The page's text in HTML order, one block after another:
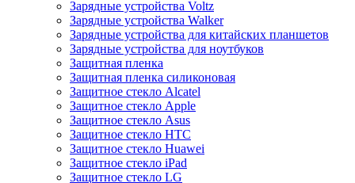
Зарядные устройства Voltz
Зарядные устройства Walker
Зарядные устройства для китайских планшетов
Зарядные устройства для ноутбуков
Защитная пленка
Защитная пленка силиконовая
Защитное стекло Alcatel
Защитное стекло Apple
Защитное стекло Asus
Защитное стекло HTC
Защитное стекло Huawei
Защитное стекло iPad
Защитное стекло LG